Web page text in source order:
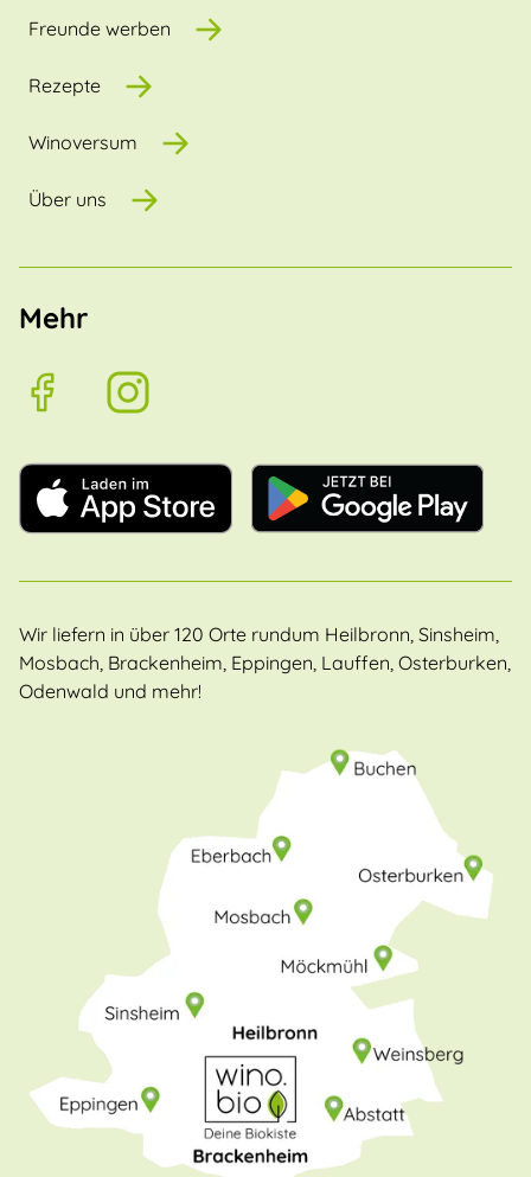
Freunde werben
Rezepte
Winoversum
Über uns
Mehr
Wir liefern in über 120 Orte rundum Heilbronn, Sinsheim,
Mosbach, Brackenheim, Eppingen, Lauffen, Osterburken,
Odenwald und mehr!